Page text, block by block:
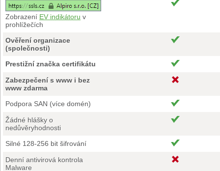
Zobrazení EV indikátoru v
prohlížečích
Ověření organizace
(společnosti)
Prestižní značka certifikátu
Zabezpečení s www i bez
www zdarma
Podpora SAN (více domén)
Žádné hlášky o
nedůvěryhodnosti
Silné 128-256 bit šifrování
Denní antivirová kontrola
Malware